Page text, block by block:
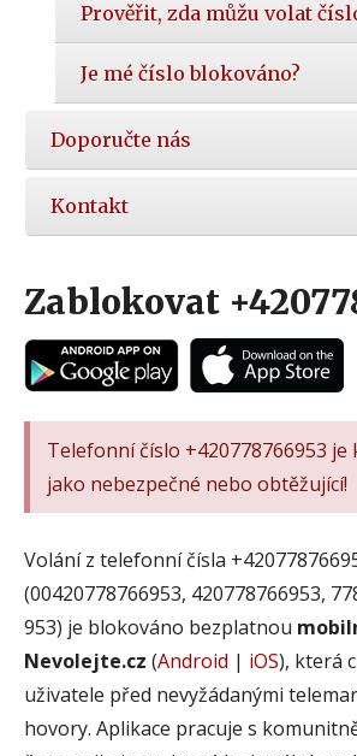
Prověřit, zda můžu volat
Je mé číslo blokováno?
Doporučte nás
Kontakt
Zablokovat
Telefonní číslo +420778766953 je
jako nebezpečné nebo obtěžující!
Volání z telefonní čísla
(00420778766953, 420778766953,
953) je blokováno bezplatnou
Nevolejte.cz (Android | iOS), která
uživatele před nevyžádanými
hovory. Aplikace pracuje s